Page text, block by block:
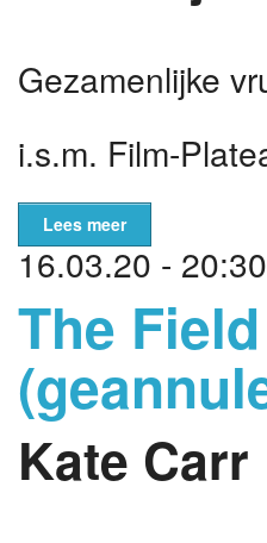
Gezamenlijke
i.s.m. Film-
Lees meer
16.03.20 - 20:30
The
Kate Carr